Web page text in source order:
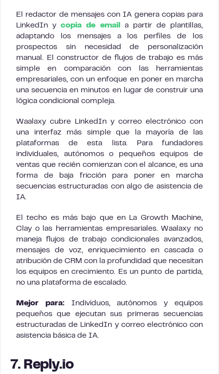
El redactor de mensajes con IA genera copias para
LinkedIn ycopia de email
a partir de plantillas,
adaptando los mensajes a los perfiles de los
prospectos sin necesidad de personalización
manual. El constructor de flujos de trabajo es más
simple en comparación con las herramientas
empresariales, con un enfoque en poner en marcha
una secuencia en minutos en lugar de construir una
lógica condicional compleja.
Waalaxy cubre LinkedIn y correo electrónico con
una interfaz más simple que la mayoría de las
plataformas de esta lista. Para fundadores
individuales, autónomos o pequeños equipos de
ventas que recién comienzan con el alcance, es una
forma de baja fricción para poner en marcha
secuencias estructuradas con algo de asistencia de
IA.
El techo es más bajo que en La Growth Machine,
Clay o las herramientas empresariales. Waalaxy no
maneja flujos de trabajo condicionales avanzados,
mensajes de voz, enriquecimiento en cascada o
atribución de CRM con la profundidad que necesitan
los equipos en crecimiento. Es un punto de partida,
no una plataforma de escalado.
Mejor para:Individuos, autónomos y equipos
pequeños que ejecutan sus primeras secuencias
estructuradas de LinkedIn y correo electrónico con
asistencia básica de IA.
7. Reply.io